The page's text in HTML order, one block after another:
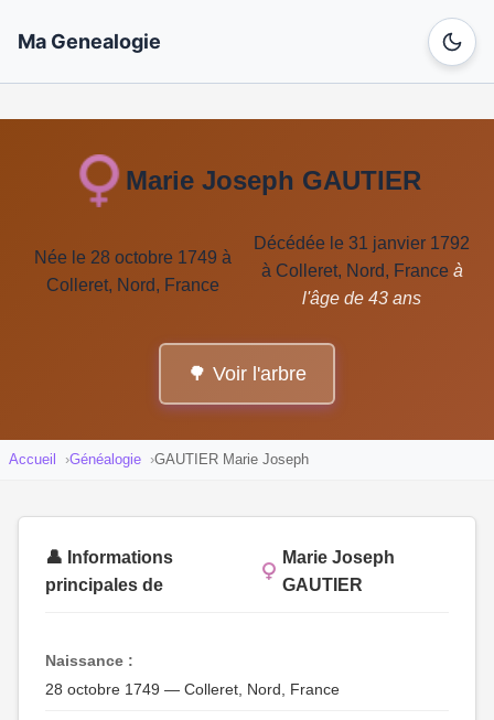
Ma Genealogie
Marie Joseph GAUTIER
Née le 28 octobre 1749 à
Colleret, Nord, France
Décédée le 31 janvier 1792
à Colleret, Nord, France à
l'âge de 43 ans
🌳 Voir l'arbre
Accueil Généalogie GAUTIER Marie Joseph
👤 Informations
principales de
Marie Joseph
GAUTIER
Naissance :
28 octobre 1749 — Colleret, Nord, France